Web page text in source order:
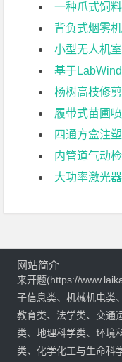
一种爪式饲
背负式烟雾
小型无人机
基于LabWindows/
杨树高枝修
履带式苗圃
四通方盒注
内管道气动
大功率激光
网站简介
来开题(https://
子信息类、机械机电类
教育类、法学类、交通
类、地理科学类、环境
类、化学化工与生命科